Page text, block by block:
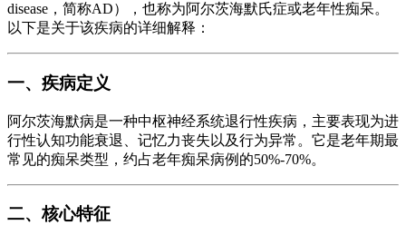
disease，简称AD），也称为阿尔茨海默氏症或老年性痴呆。
以下是关于该疾病的详细解释：
一、疾病定义
阿尔茨海默病是一种中枢神经系统退行性疾病，主要表现为进
行性认知功能衰退、记忆力丧失以及行为异常。它是老年期最
常见的痴呆类型，约占老年痴呆病例的50%-70%。
二、核心特征